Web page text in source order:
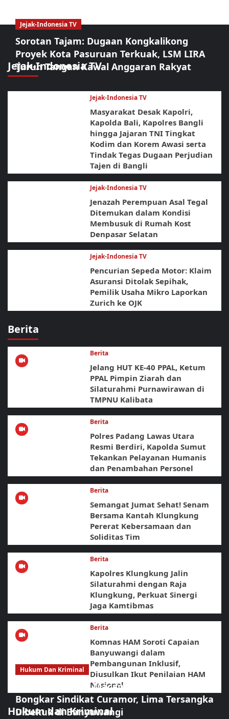
Jejak-Indonesia TV
Jejak-Indonesia TV
Sorotan Tajam: Dugaan Kongkalikong
Proyek Kota Pasuruan Terkuak, LSM LIRA
Turun Tangan Kawal Anggaran Rakyat
Jejak-Indonesia TV
Masyarakat Desak Kapolri,
Kapolda Bali, Kapolres Bangli
hingga Jajaran TNI Tingkat
Kodim dan Korem Awasi serta
Tindak Tegas Dugaan Perjudian
Tajen di Bangli
Jejak-Indonesia TV
Jenazah Perempuan Asal Tegal
Ditemukan dalam Kondisi
Membusuk di Rumah Kost
Denpasar Selatan
Jejak-Indonesia TV
Pencurian Sepeda Motor: Klaim
Asuransi Ditolak Sepihak,
Pemilik Usaha Mikro Laporkan
Zurich ke OJK
Berita
Berita
Jelang HUT KE-40 PPAL, Ketum
PPAL Pimpin Ziarah dan
Silaturahmi Purnawirawan di
TMPNU Kalibata
Berita
Polres Padang Lawas Utara
Resmi Berdiri, Kapolda Sumut
Tekankan Pelayanan Humanis
dan Penambahan Personel
Berita
Semangat Jumat Sehat! Senam
Bersama Kantah Klungkung
Pererat Kebersamaan dan
Soliditas Tim
Berita
Kapolres Klungkung Jalin
Silaturahmi dengan Raja
Klungkung, Perkuat Sinergi
Jaga Kamtibmas
Berita
Komnas HAM Soroti Capaian
Banyuwangi dalam
Pembangunan Inklusif,
Diusulkan Ikut Penilaian HAM
Nasional
Hukum dan Kriminal
Hukum Dan Kriminal
Sikat Habis! URC Macan Blambangan
Bongkar Sindikat Curamor, Lima Tersangka
Dibekuk di Banyuwangi